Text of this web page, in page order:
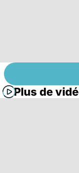
Plus de